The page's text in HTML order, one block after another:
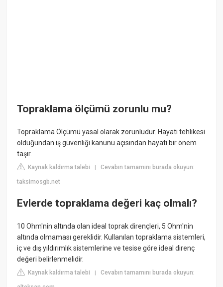
Topraklama ölçümü zorunlu mu?
Topraklama Ölçümü yasal olarak zorunludur. Hayati tehlikesi
olduğundan iş güvenliği kanunu açısından hayati bir önem
taşır.
Kaynak kaldırma talebi |Cevabın tamamını burada okuyun:
taksimosgb.net
Evlerde topraklama değeri kaç olmalı?
10 Ohm'nin altında olan ideal toprak dirençleri, 5 Ohm'nin
altında olmaması gereklidir. Kullanılan topraklama sistemleri,
iç ve dış yıldırımlık sistemlerine ve tesise göre ideal direnç
değeri belirlenmelidir.
Kaynak kaldırma talebi |Cevabın tamamını burada okuyun: